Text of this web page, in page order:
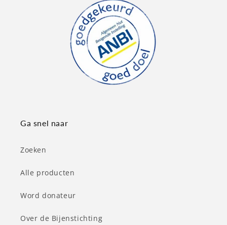
Ga snel naar
Zoeken
Alle producten
Word donateur
Over de Bijenstichting